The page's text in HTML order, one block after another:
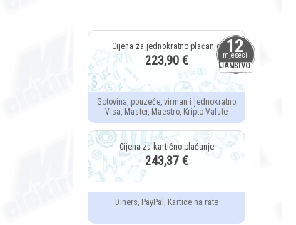
12
mjeseci
JAMSTVO
223,90 €
Gotovina, pouzeće, virman i jednokratno
Visa, Master, Maestro, Kripto Valute
243,37 €
Diners, PayPal, Kartice na rate